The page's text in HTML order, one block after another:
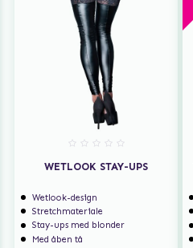
WETLOOK STAY-UPS
Wetlook-design
Stretchmateriale
Stay-ups med blonder
Med åben tå